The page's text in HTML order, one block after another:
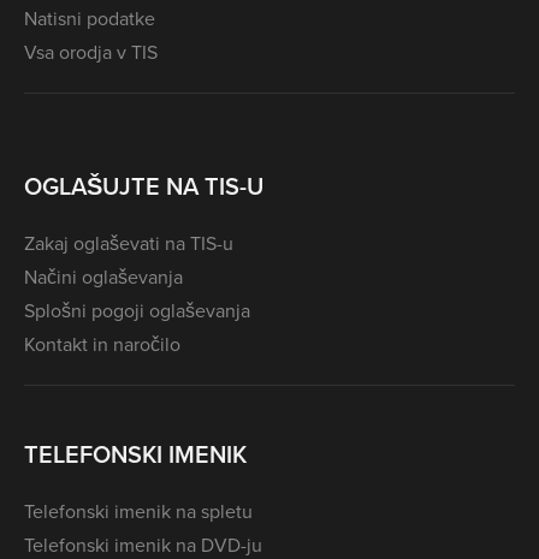
Natisni podatke
Vsa orodja v TIS
OGLAŠUJTE NA TIS-U
Zakaj oglaševati na TIS-u
Načini oglaševanja
Splošni pogoji oglaševanja
Kontakt in naročilo
TELEFONSKI IMENIK
Telefonski imenik na spletu
Telefonski imenik na DVD-ju